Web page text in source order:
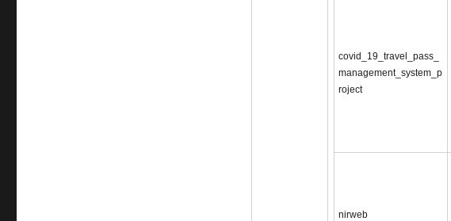
covid_19_travel_pass_
management_system_p
roject
nirweb